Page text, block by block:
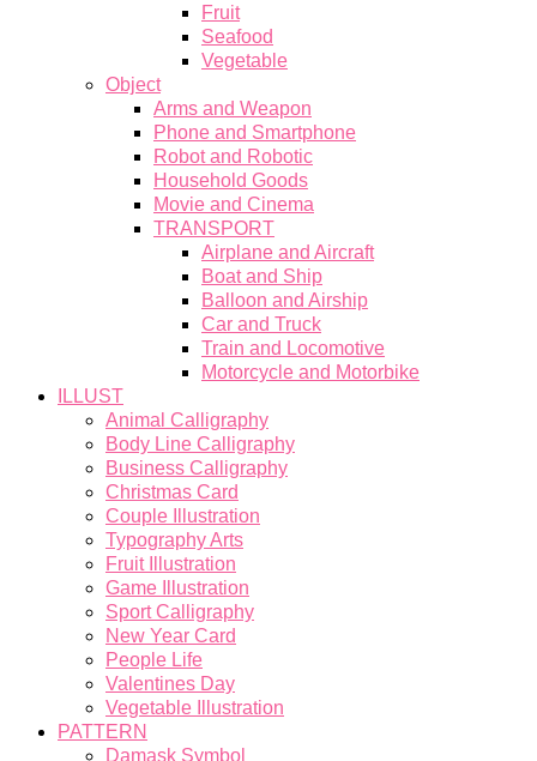
Fruit
Seafood
Vegetable
Object
Arms and Weapon
Phone and Smartphone
Robot and Robotic
Household Goods
Movie and Cinema
TRANSPORT
Airplane and Aircraft
Boat and Ship
Balloon and Airship
Car and Truck
Train and Locomotive
Motorcycle and Motorbike
ILLUST
Animal Calligraphy
Body Line Calligraphy
Business Calligraphy
Christmas Card
Couple Illustration
Typography Arts
Fruit Illustration
Game Illustration
Sport Calligraphy
New Year Card
People Life
Valentines Day
Vegetable Illustration
PATTERN
Damask Symbol